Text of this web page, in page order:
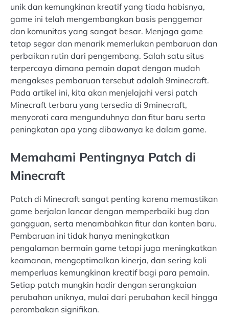
unik dan kemungkinan kreatif yang tiada habisnya,
game ini telah mengembangkan basis penggemar
dan komunitas yang sangat besar. Menjaga game
tetap segar dan menarik memerlukan pembaruan dan
perbaikan rutin dari pengembang. Salah satu situs
terpercaya dimana pemain dapat dengan mudah
mengakses pembaruan tersebut adalah 9minecraft.
Pada artikel ini, kita akan menjelajahi versi patch
Minecraft terbaru yang tersedia di 9minecraft,
menyoroti cara mengunduhnya dan fitur baru serta
peningkatan apa yang dibawanya ke dalam game.
Memahami Pentingnya Patch di
Minecraft
Patch di Minecraft sangat penting karena memastikan
game berjalan lancar dengan memperbaiki bug dan
gangguan, serta menambahkan fitur dan konten baru.
Pembaruan ini tidak hanya meningkatkan
pengalaman bermain game tetapi juga meningkatkan
keamanan, mengoptimalkan kinerja, dan sering kali
memperluas kemungkinan kreatif bagi para pemain.
Setiap patch mungkin hadir dengan serangkaian
perubahan uniknya, mulai dari perubahan kecil hingga
perombakan signifikan.